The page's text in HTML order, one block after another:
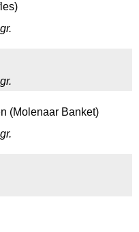
(Molenaar Banket)